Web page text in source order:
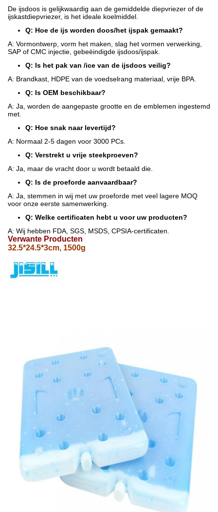
De ijsdoos is gelijkwaardig aan de gemiddelde diepvriezer of de
ijskastdiepvriezer, is het ideale koelmiddel.
Q: Hoe de ijs worden doos/het ijspak gemaakt?
A: Vormontwerp, vorm het maken, slag het vormen verwerking,
SAP of CMC injectie, gebeëindigde ijsdoos/ijspak.
Q: Is het pak van /ice van de ijsdoos veilig?
A: Brandkast, HDPE van de voedselrang materiaal, vrije BPA.
Q: Is OEM beschikbaar?
A: Ja, worden de aangepaste grootte en de emblemen ingestemd
met.
Q: Hoe snak naar levertijd?
A: Normaal 2-5 dagen voor 3000 PCs.
Q: Verstrekt u vrije steekproeven?
A: Ja, maar de vracht door u wordt betaald die.
Q: Is de proeforde aanvaardbaar?
A: Ja, stemmen in wij met uw proeforde met veel lagere MOQ
voor onze eerste samenwerking.
Q: Welke certificaten hebt u voor uw producten?
A: Wij hebben FDA, SGS, MSDS, CPSIA-certificaten.
Verwante Producten
32.5*24.5*3cm, 1500g